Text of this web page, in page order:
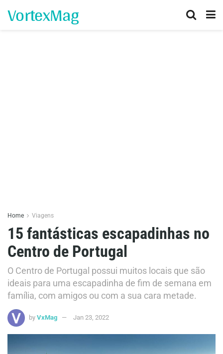
VortexMag
Home Viagens
15 fantásticas escapadinhas no
Centro de Portugal
O Centro de Portugal possui muitos locais que são
ideais para uma escapadinha de fim de semana em
família, com amigos ou com a sua cara metade.
by VxMag Jan 23, 2022